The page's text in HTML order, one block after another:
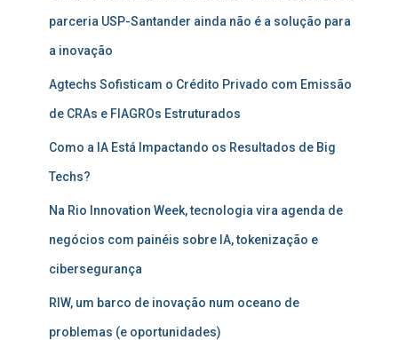
parceria USP-Santander ainda não é a solução para
a inovação
Agtechs Sofisticam o Crédito Privado com Emissão
de CRAs e FIAGROs Estruturados
Como a IA Está Impactando os Resultados de Big
Techs?
Na Rio Innovation Week, tecnologia vira agenda de
negócios com painéis sobre IA, tokenização e
cibersegurança
RIW, um barco de inovação num oceano de
problemas (e oportunidades)